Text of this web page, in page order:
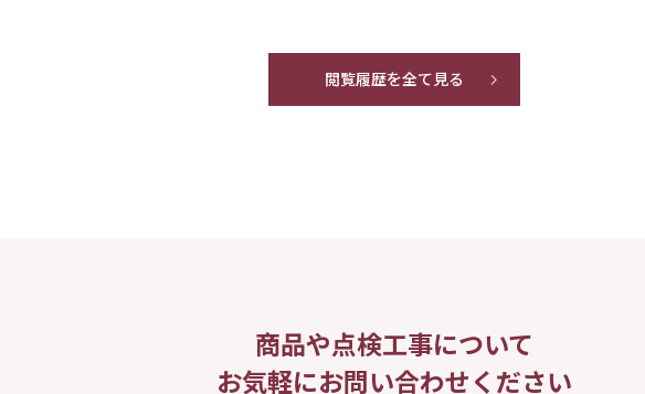
閲覧履歴を全て見る
商品や点検工事について
お気軽にお問い合わせください